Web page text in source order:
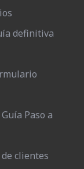
definitiva
Paso a
clientes